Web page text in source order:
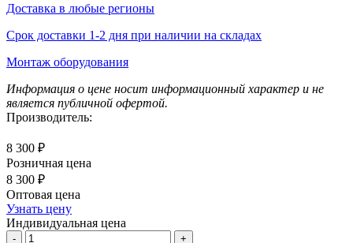
Доставка в любые регионы
Срок доставки 1-2 дня при наличии на складах
Монтаж оборудования
Информация о цене носит информационный характер и не
является публичной офертой.
Производитель:
8 300 ₽
Розничная цена
8 300 ₽
Оптовая цена
Узнать цену
Индивидуальная цена
- +